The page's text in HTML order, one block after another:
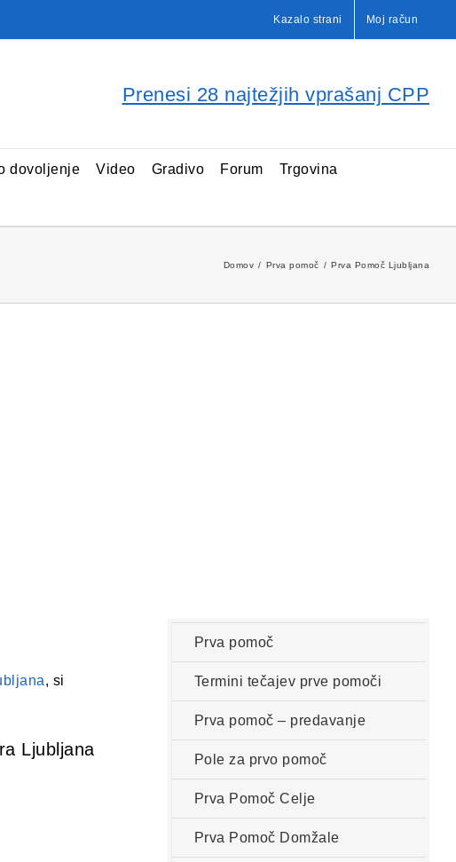
Kazalo strani Moj račun
Prenesi 28 najtežjih vprašanj CPP
dovoljenje Video Gradivo Forum Trgovina
Domov Prva pomoč Prva Pomoč Ljubljana
, si
Ljubljana
Prva pomoč
Termini tečajev prve pomoči
Prva pomoč – predavanje
Pole za prvo pomoč
Prva Pomoč Celje
Prva Pomoč Domžale